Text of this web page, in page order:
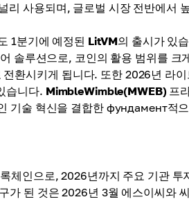
리 사용되며, 글로벌 시장 전반에서
1분기에 예정된 LitVM의 출시가 있
솔루션으로, 코인의 활용 범위를
환시키게 됩니다. 또한 2026년 라
습니다. MimbleWimble(MWEB)프
기술 혁신을 결합한 фундамент적
체인으로, 2026년까지 주요 기관
가 된 것은 2026년 3월 에스이씨와